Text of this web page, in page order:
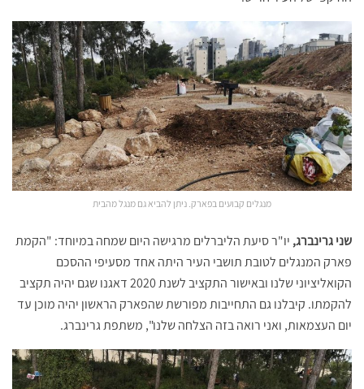
מנגלים קבועים בפארק. ניתן להביא גם מנגל מהבית
שני גרינברג, יו"ר סיעת הליברלים מרגישה היום שמחה במיוחד: "הקמת
פארק המנגלים לטובת תושבי העיר היתה אחד מסעיפי ההסכם
הקואליציוני שלנו ובאישור התקציב לשנת 2020 דאגנו שגם יהיה תקציב
להקמתו. קיבלנו גם התחייבות מפורשת שהפארק הראשון יהיה מוכן עד
יום העצמאות, ואני רואה בזה הצלחה שלנו", משתפת גרינברג.